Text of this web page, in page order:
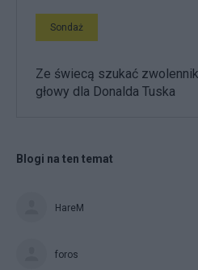
Sondaż
Ze świecą szukać
głowy dla Donalda Tuska
Blogi na ten temat
HareM
foros